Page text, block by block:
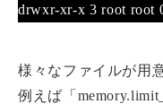
drwxr-xr-x 3 root root
様々なファイルが用
例えば「